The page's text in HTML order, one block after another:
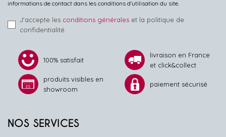
informations de contact dans les conditions d'utilisation du site.
J'accepte les conditions générales et la politique de
confidentialité.
100% satisfait
livraison en France
et click&collect
produits visibles en
showroom
paiement sécurisé
NOS SERVICES